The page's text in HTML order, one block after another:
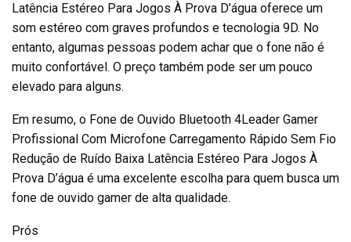
Latência Estéreo Para Jogos À Prova D’água oferece um
som estéreo com graves profundos e tecnologia 9D. No
entanto, algumas pessoas podem achar que o fone não é
muito confortável. O preço também pode ser um pouco
elevado para alguns.
Em resumo, o Fone de Ouvido Bluetooth 4Leader Gamer
Profissional Com Microfone Carregamento Rápido Sem Fio
Redução de Ruído Baixa Latência Estéreo Para Jogos À
Prova D’água é uma excelente escolha para quem busca um
fone de ouvido gamer de alta qualidade.
Prós